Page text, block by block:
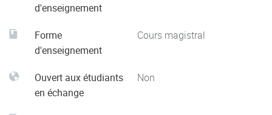
d'enseignement
Forme
d'enseignement
Cours magistral
Ouvert aux étudiants
en échange
Non